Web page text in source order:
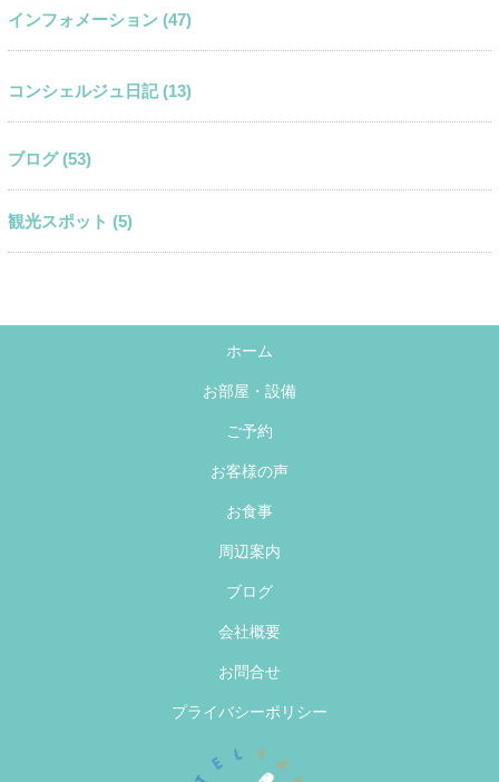
インフォメーション (47)
コンシェルジュ日記 (13)
ブログ (53)
観光スポット (5)
ホーム
お部屋・設備
ご予約
お客様の声
お食事
周辺案内
ブログ
会社概要
お問合せ
プライバシーポリシー